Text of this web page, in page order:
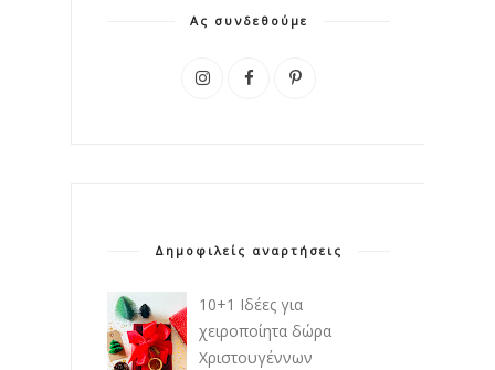
Ας συνδεθούμε
Δημοφιλείς αναρτήσεις
10+1 Ιδέες για
χειροποίητα δώρα
Χριστουγέννων